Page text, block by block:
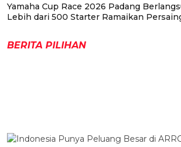
Yamaha Cup Race 2026 Padang
Lebih dari 500 Starter Ramaikan
BERITA PILIHAN